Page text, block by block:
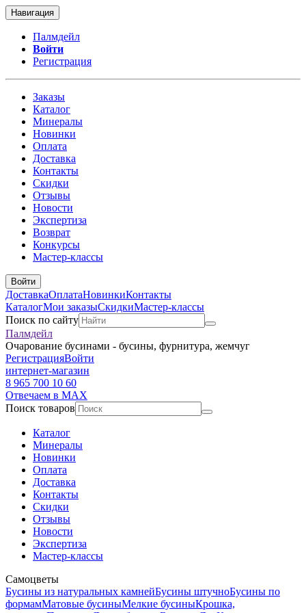
Навигация
Палмдейл
Войти
Регистрация
Заказы
Каталог
Минералы
Новинки
Оплата
Доставка
Контакты
Скидки
Отзывы
Новости
Экспертиза
Возврат
Конкурсы
Мастер-классы
Войти
ДоставкаОплатаНовинкиКонтакты
КаталогМои заказыСкидкиМастер-классы
Поиск по сайту
Палмдейл
Очарование бусинами - бусины, фурнитура, жемчуг
РегистрацияВойти
интернет-магазин
8 965 700 10 60
Отвечаем в MAX
Поиск товаров
Каталог
Минералы
Новинки
Оплата
Доставка
Контакты
Скидки
Отзывы
Новости
Экспертиза
Мастер-классы
Самоцветы
Бусины из натуральных камнейБусины штучноБусины по
формамМатовые бусиныМелкие бусиныКрошка,